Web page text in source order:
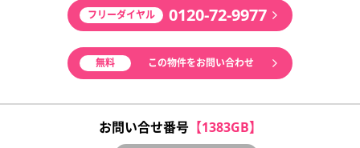
フリーダイヤル 0120-72-9977
無料 この物件をお問い合わせ
お問い合せ番号【1383GB】